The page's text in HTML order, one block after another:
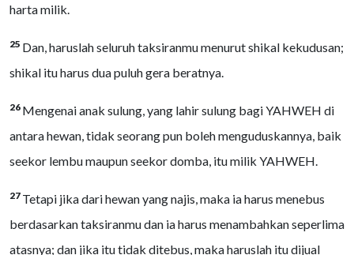
harta milik.
25 Dan, haruslah seluruh taksiranmu menurut shikal kekudusan;
shikal itu harus dua puluh gera beratnya.
26 Mengenai anak sulung, yang lahir sulung bagi YAHWEH di
antara hewan, tidak seorang pun boleh menguduskannya, baik
seekor lembu maupun seekor domba, itu milik YAHWEH.
27 Tetapi jika dari hewan yang najis, maka ia harus menebus
berdasarkan taksiranmu dan ia harus menambahkan seperlima
atasnya; dan jika itu tidak ditebus, maka haruslah itu dijual